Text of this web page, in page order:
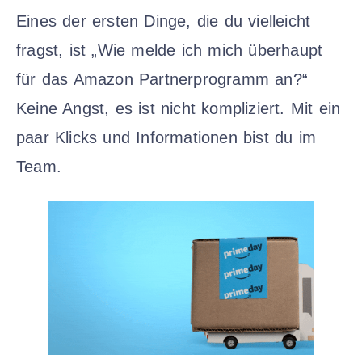
Eines der ersten Dinge, die du vielleicht
fragst, ist „Wie melde ich mich überhaupt
für das Amazon Partnerprogramm an?“
Keine Angst, es ist nicht kompliziert. Mit ein
paar Klicks und Informationen bist du im
Team.